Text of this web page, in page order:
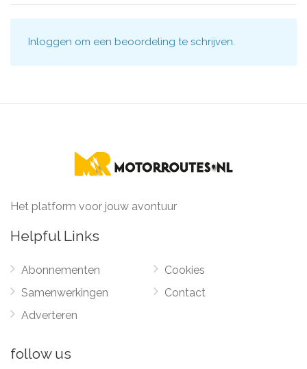
Inloggen om een beoordeling te schrijven.
Het platform voor jouw avontuur
Helpful Links
Abonnementen
Samenwerkingen
Adverteren
Cookies
Contact
follow us